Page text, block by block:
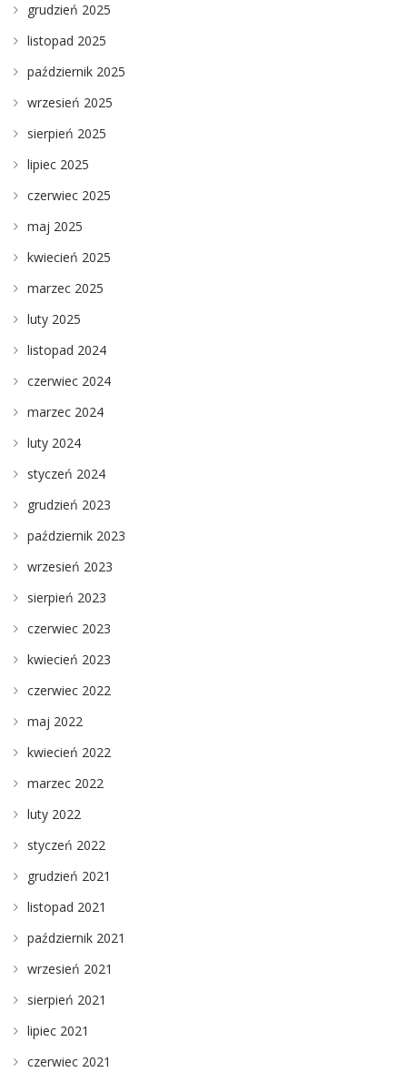
grudzień 2025
listopad 2025
październik 2025
wrzesień 2025
sierpień 2025
lipiec 2025
czerwiec 2025
maj 2025
kwiecień 2025
marzec 2025
luty 2025
listopad 2024
czerwiec 2024
marzec 2024
luty 2024
styczeń 2024
grudzień 2023
październik 2023
wrzesień 2023
sierpień 2023
czerwiec 2023
kwiecień 2023
czerwiec 2022
maj 2022
kwiecień 2022
marzec 2022
luty 2022
styczeń 2022
grudzień 2021
listopad 2021
październik 2021
wrzesień 2021
sierpień 2021
lipiec 2021
czerwiec 2021